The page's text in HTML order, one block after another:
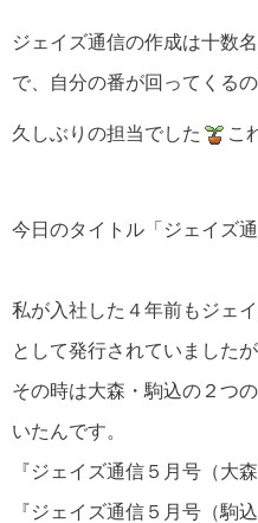
ジェイズ通信の作成は十数
で、自分の番が回ってくる
久しぶりの担当でした こ
今日のタイトル「ジェイズ通
私が入社した４年前もジェ
として発行されていましたが
その時は大森・駒込の２つ
いたんです。
『ジェイズ通信５月号（大
『ジェイズ通信５月号（駒